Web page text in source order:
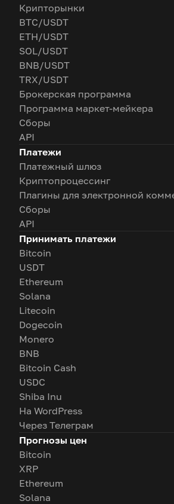
Крипторынки
BTC/USDT
ETH/USDT
SOL/USDT
BNB/USDT
TRX/USDT
Брокерская программа
Программа маркет-мейкера
Сборы
API
Платежи
Платежный шлюз
Криптопроцессинг
Плагины для электронной
Сборы
API
Принимать платежи
Bitcoin
USDT
Ethereum
Solana
Litecoin
Dogecoin
Monero
BNB
Bitcoin Cash
USDC
Shiba Inu
На WordPress
Через Телеграм
Прогнозы цен
Bitcoin
XRP
Ethereum
Solana